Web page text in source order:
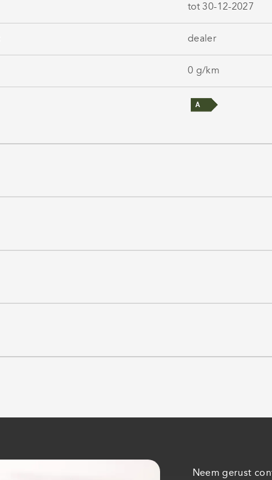
tot 30-12-2027
dealer
0 g/km
Neem gerust